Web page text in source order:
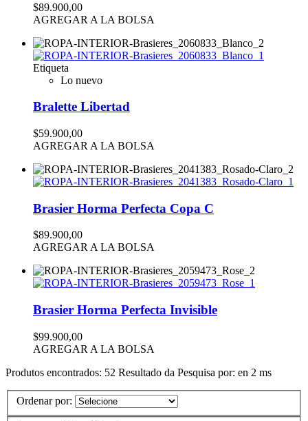
$89.900,00
AGREGAR A LA BOLSA
Etiqueta
Lo nuevo
Bralette Libertad
$59.900,00
AGREGAR A LA BOLSA
Brasier Horma Perfecta Copa C
$89.900,00
AGREGAR A LA BOLSA
Brasier Horma Perfecta Invisible
$99.900,00
AGREGAR A LA BOLSA
Produtos encontrados: 52 Resultado da Pesquisa por: en 2 ms
Ordenar por: